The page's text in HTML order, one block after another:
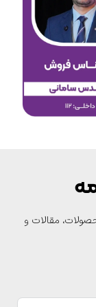
مقالات و